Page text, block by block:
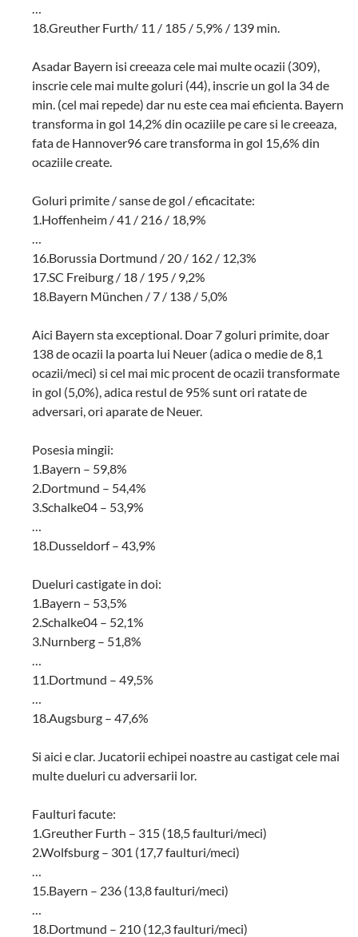
…
18.Greuther Furth/ 11 / 185 / 5,9% / 139 min.
Asadar Bayern isi creeaza cele mai multe ocazii (309),
inscrie cele mai multe goluri (44), inscrie un gol la 34 de
min. (cel mai repede) dar nu este cea mai eficienta. Bayern
transforma in gol 14,2% din ocaziile pe care si le creeaza,
fata de Hannover96 care transforma in gol 15,6% din
ocaziile create.
Goluri primite / sanse de gol / eficacitate:
1.Hoffenheim / 41 / 216 / 18,9%
…
16.Borussia Dortmund / 20 / 162 / 12,3%
17.SC Freiburg / 18 / 195 / 9,2%
18.Bayern München / 7 / 138 / 5,0%
Aici Bayern sta exceptional. Doar 7 goluri primite, doar
138 de ocazii la poarta lui Neuer (adica o medie de 8,1
ocazii/meci) si cel mai mic procent de ocazii transformate
in gol (5,0%), adica restul de 95% sunt ori ratate de
adversari, ori aparate de Neuer.
Posesia mingii:
1.Bayern – 59,8%
2.Dortmund – 54,4%
3.Schalke04 – 53,9%
…
18.Dusseldorf – 43,9%
Dueluri castigate in doi:
1.Bayern – 53,5%
2.Schalke04 – 52,1%
3.Nurnberg – 51,8%
…
11.Dortmund – 49,5%
…
18.Augsburg – 47,6%
Si aici e clar. Jucatorii echipei noastre au castigat cele mai
multe dueluri cu adversarii lor.
Faulturi facute:
1.Greuther Furth – 315 (18,5 faulturi/meci)
2.Wolfsburg – 301 (17,7 faulturi/meci)
…
15.Bayern – 236 (13,8 faulturi/meci)
…
18.Dortmund – 210 (12,3 faulturi/meci)